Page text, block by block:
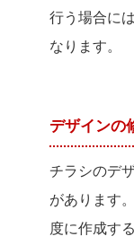
行う場合に
なります。
デザインの
チラシのデ
があります
度に作成す